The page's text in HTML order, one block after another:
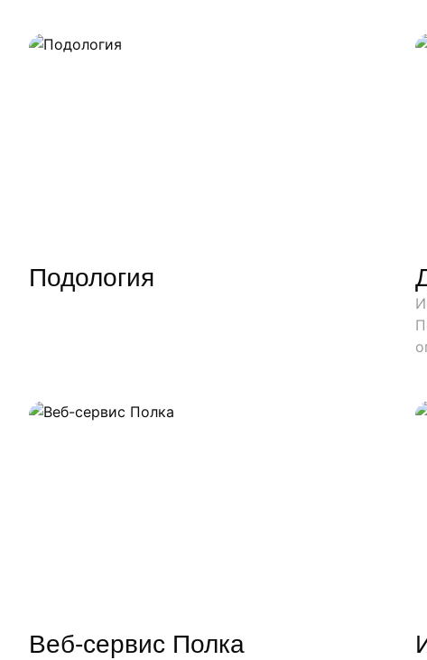
Наши работы
Подология
Веб-сервис Полка